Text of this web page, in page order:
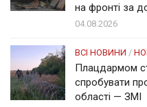
на фронті за
04.08.2026
ВСІ НОВИНИ /
Плацдармом
спробувати
області — ЗМІ